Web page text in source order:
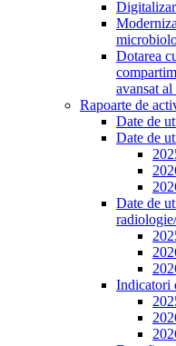
Dotarea
avansat
Rapoarte de
Date de
Date de
Date de
Indicatori